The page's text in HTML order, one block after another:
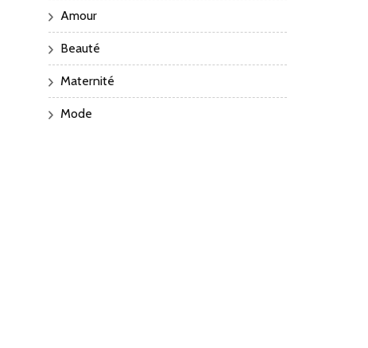
Amour
Beauté
Maternité
Mode